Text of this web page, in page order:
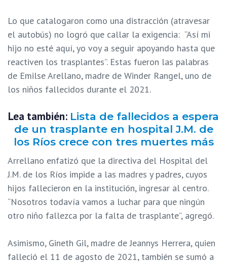
Lo que catalogaron como una distracción (atravesar
el autobús) no logró que callar la exigencia: “Así mi
hijo no esté aquí, yo voy a seguir apoyando hasta que
reactiven los trasplantes”. Estas fueron las palabras
de Emilse Arellano, madre de Winder Rangel, uno de
los niños fallecidos durante el 2021.
Lea también: Lista de fallecidos a espera
de un trasplante en hospital J.M. de
los Ríos crece con tres muertes más
Arrellano enfatizó que la directiva del Hospital del
J.M. de los Ríos impide a las madres y padres, cuyos
hijos fallecieron en la institución, ingresar al centro.
“Nosotros todavía vamos a luchar para que ningún
otro niño fallezca por la falta de trasplante”, agregó.
Asimismo, Gineth Gil, madre de Jeannys Herrera, quien
falleció el 11 de agosto de 2021, también se sumó a